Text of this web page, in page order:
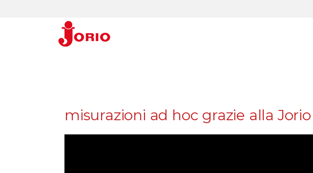
misurazioni ad hoc grazie alla Jorio